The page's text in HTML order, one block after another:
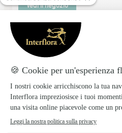
Vedi il negozio
La Gardenia Di Sassoli Roberta